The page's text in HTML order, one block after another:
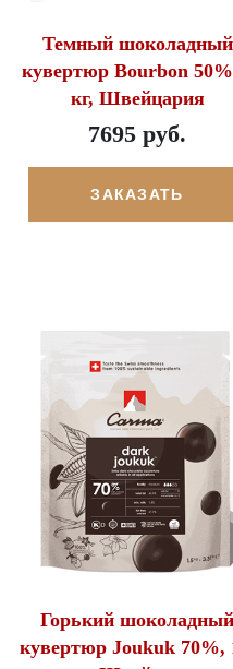
Темный шоколадный
кувертюр Bourbon
кг, Швейцария
7695 руб.
ЗАКАЗАТЬ
Горький шоколадный
кувертюр Joukuk 70%,